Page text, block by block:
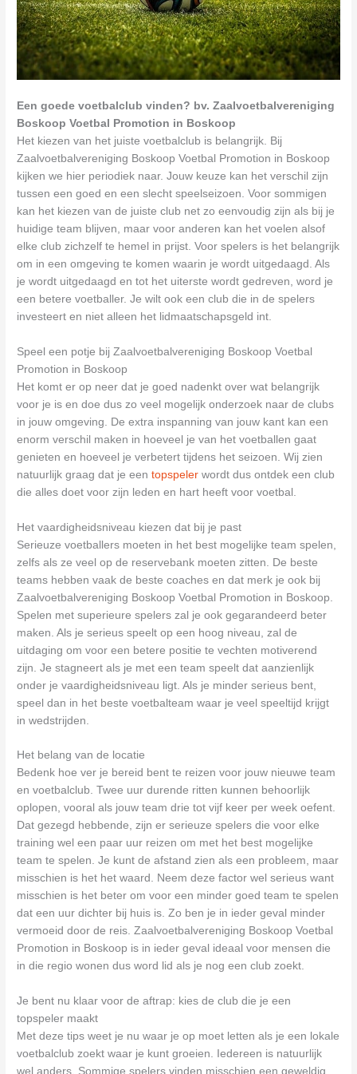
Een goede voetbalclub vinden? bv. Zaalvoetbalvereniging
Boskoop Voetbal Promotion in Boskoop
Het kiezen van het juiste voetbalclub is belangrijk. Bij
Zaalvoetbalvereniging Boskoop Voetbal Promotion in Boskoop
kijken we hier periodiek naar. Jouw keuze kan het verschil zijn
tussen een goed en een slecht speelseizoen. Voor sommigen
kan het kiezen van de juiste club net zo eenvoudig zijn als bij je
huidige team blijven, maar voor anderen kan het voelen alsof
elke club zichzelf te hemel in prijst. Voor spelers is het belangrijk
om in een omgeving te komen waarin je wordt uitgedaagd. Als
je wordt uitgedaagd en tot het uiterste wordt gedreven, word je
een betere voetballer. Je wilt ook een club die in de spelers
investeert en niet alleen het lidmaatschapsgeld int.
Speel een potje bij Zaalvoetbalvereniging Boskoop Voetbal
Promotion in Boskoop
Het komt er op neer dat je goed nadenkt over wat belangrijk
voor je is en doe dus zo veel mogelijk onderzoek naar de clubs
in jouw omgeving. De extra inspanning van jouw kant kan een
enorm verschil maken in hoeveel je van het voetballen gaat
genieten en hoeveel je verbetert tijdens het seizoen. Wij zien
natuurlijk graag dat je eentopspeler wordt dus ontdek een club
die alles doet voor zijn leden en hart heeft voor voetbal.
Het vaardigheidsniveau kiezen dat bij je past
Serieuze voetballers moeten in het best mogelijke team spelen,
zelfs als ze veel op de reservebank moeten zitten. De beste
teams hebben vaak de beste coaches en dat merk je ook bij
Zaalvoetbalvereniging Boskoop Voetbal Promotion in Boskoop.
Spelen met superieure spelers zal je ook gegarandeerd beter
maken. Als je serieus speelt op een hoog niveau, zal de
uitdaging om voor een betere positie te vechten motiverend
zijn. Je stagneert als je met een team speelt dat aanzienlijk
onder je vaardigheidsniveau ligt. Als je minder serieus bent,
speel dan in het beste voetbalteam waar je veel speeltijd krijgt
in wedstrijden.
Het belang van de locatie
Bedenk hoe ver je bereid bent te reizen voor jouw nieuwe team
en voetbalclub. Twee uur durende ritten kunnen behoorlijk
oplopen, vooral als jouw team drie tot vijf keer per week oefent.
Dat gezegd hebbende, zijn er serieuze spelers die voor elke
training wel een paar uur reizen om met het best mogelijke
team te spelen. Je kunt de afstand zien als een probleem, maar
misschien is het het waard. Neem deze factor wel serieus want
misschien is het beter om voor een minder goed team te spelen
dat een uur dichter bij huis is. Zo ben je in ieder geval minder
vermoeid door de reis. Zaalvoetbalvereniging Boskoop Voetbal
Promotion in Boskoop is in ieder geval ideaal voor mensen die
in die regio wonen dus word lid als je nog een club zoekt.
Je bent nu klaar voor de aftrap: kies de club die je een
topspeler maakt
Met deze tips weet je nu waar je op moet letten als je een lokale
voetbalclub zoekt waar je kunt groeien. Iedereen is natuurlijk
wel anders. Sommige spelers vinden misschien een geweldig